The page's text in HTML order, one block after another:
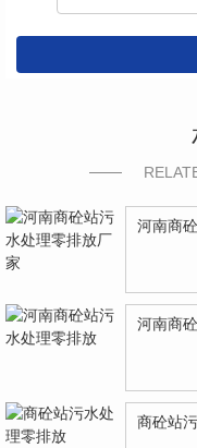
河南商
河南商
商砼站